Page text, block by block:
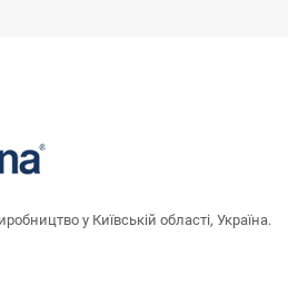
у Київській області, Україна.